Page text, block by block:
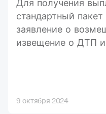
Для получения
стандартный
заявление о
извещение о ДТП
стремлюсь
9 октября 2024